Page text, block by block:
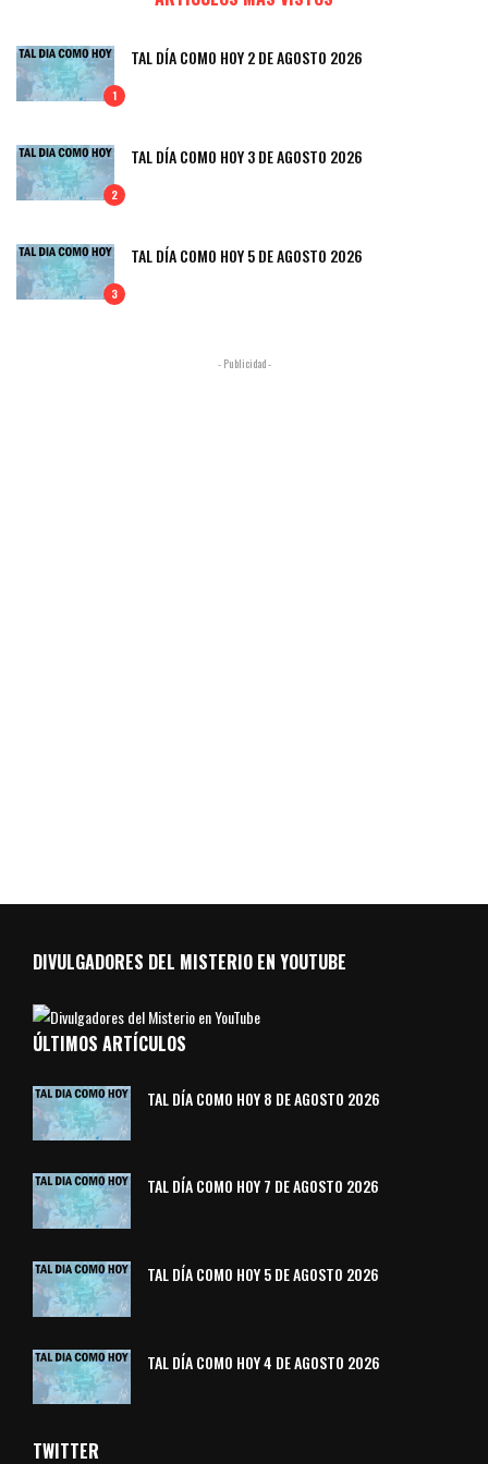
1
TAL DÍA COMO HOY 2 DE AGOSTO 2026
2
TAL DÍA COMO HOY 3 DE AGOSTO 2026
3
TAL DÍA COMO HOY 5 DE AGOSTO 2026
- Publicidad -
DIVULGADORES DEL MISTERIO EN YOUTUBE
ÚLTIMOS ARTÍCULOS
TAL DÍA COMO HOY 8 DE AGOSTO 2026
TAL DÍA COMO HOY 7 DE AGOSTO 2026
TAL DÍA COMO HOY 5 DE AGOSTO 2026
TAL DÍA COMO HOY 4 DE AGOSTO 2026
TWITTER